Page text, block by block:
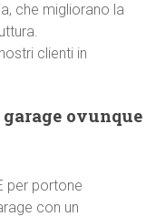
che migliorano la
clienti in
ovunque
per portone
con un